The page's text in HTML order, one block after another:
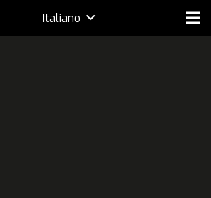
Italiano